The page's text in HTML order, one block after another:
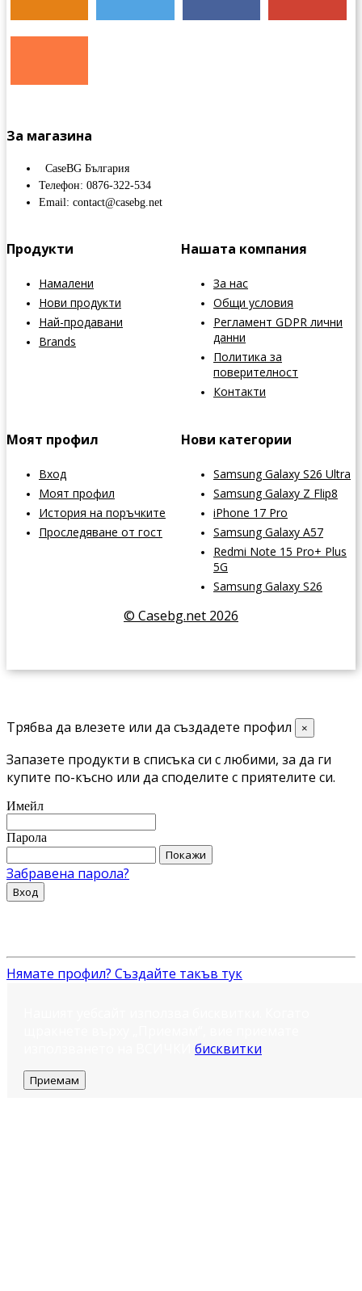
За магазина
CaseBG България
Телефон: 0876-322-534
Email: contact@casebg.net
Продукти
Намалени
Нови продукти
Най-продавани
Brands
Нашата компания
За нас
Общи условия
Регламент GDPR лични
данни
Политика за
поверителност
Контакти
Моят профил
Вход
Моят профил
История на поръчките
Проследяване от гост
Нови категории
Samsung Galaxy S26 Ultra
Samsung Galaxy Z Flip8
iPhone 17 Pro
Samsung Galaxy A57
Redmi Note 15 Pro+ Plus
5G
Samsung Galaxy S26
© Casebg.net 2026
Трябва да влезете или да създадете профил ×
Запазете продукти в списъка си с любими, за да ги
купите по-късно или да споделите с приятелите си.
Имейл
Парола
Покажи
Забравена парола?
Вход
Нямате профил? Създайте такъв тук
бисквитки
Приемам